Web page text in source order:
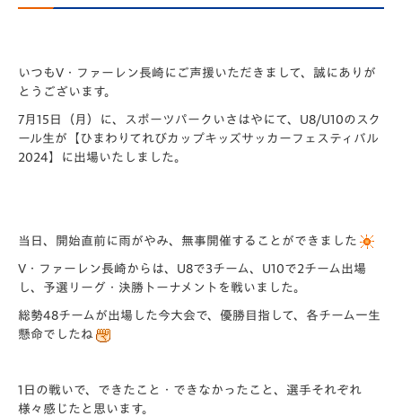
いつもV・ファーレン長崎にご声援いただきまして、誠にありが
とうございます。
7月15日（月）に、スポーツパークいさはやにて、U8/U10のスク
ール生が【ひまわりてれびカップキッズサッカーフェスティバル
2024】に出場いたしました。
当日、開始直前に雨がやみ、無事開催することができました
V・ファーレン長崎からは、U8で3チーム、U10で2チーム出場
し、予選リーグ・決勝トーナメントを戦いました。
総勢48チームが出場した今大会で、優勝目指して、各チーム一生
懸命でしたね
1日の戦いで、できたこと・できなかったこと、選手それぞれ
様々感じたと思います。